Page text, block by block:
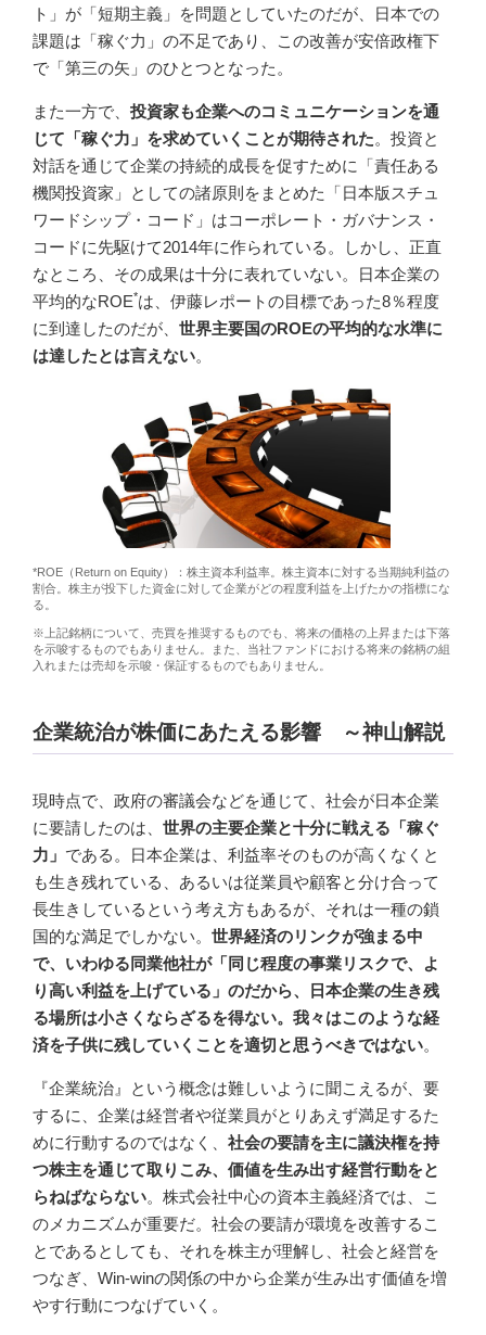
ト」が「短期主義」を問題としていたのだが、日本での
課題は「稼ぐ力」の不足であり、この改善が安倍政権下
で「第三の矢」のひとつとなった。
また一方で、 投資家も企業へのコミュニケーションを通
じて「稼ぐ力」を求めていくことが期待された。投資と
対話を通じて企業の持続的成長を促すために「責任ある
機関投資家」としての諸原則をまとめた「日本版スチュ
ワードシップ・コード」はコーポレート・ガバナンス・
コードに先駆けて2014年に作られている。しかし、正直
なところ、その成果は十分に表れていない。日本企業の
平均的なROE*は、伊藤レポートの目標であった8％程度
に到達したのだが、 世界主要国のROEの平均的な水準に
は達したとは言えない。
*ROE（Return on Equity）：株主資本利益率。株主資本に対する当期純利益の
割合。株主が投下した資金に対して企業がどの程度利益を上げたかの指標にな
る。
※上記銘柄について、売買を推奨するものでも、将来の価格の上昇または下落
を示唆するものでもありません。また、当社ファンドにおける将来の銘柄の組
入れまたは売却を示唆・保証するものでもありません。
企業統治が株価にあたえる影響 ～神山解説
現時点で、政府の審議会などを通じて、社会が日本企業
に要請したのは、 世界の主要企業と十分に戦える「稼ぐ
力」 である。日本企業は、利益率そのものが高くなくと
も生き残れている、あるいは従業員や顧客と分け合って
長生きしているという考え方もあるが、それは一種の鎖
国的な満足でしかない。 世界経済のリンクが強まる中
で、いわゆる同業他社が「同じ程度の事業リスクで、よ
り高い利益を上げている」のだから、日本企業の生き残
る場所は小さくならざるを得ない。我々はこのような経
済を子供に残していくことを適切と思うべきではない。
『企業統治』という概念は難しいように聞こえるが、要
するに、企業は経営者や従業員がとりあえず満足するた
めに行動するのではなく、 社会の要請を主に議決権を持
つ株主を通じて取りこみ、価値を生み出す経営行動をと
らねばならない。株式会社中心の資本主義経済では、こ
のメカニズムが重要だ。社会の要請が環境を改善するこ
とであるとしても、それを株主が理解し、社会と経営を
つなぎ、Win-winの関係の中から企業が生み出す価値を増
やす行動につなげていく。